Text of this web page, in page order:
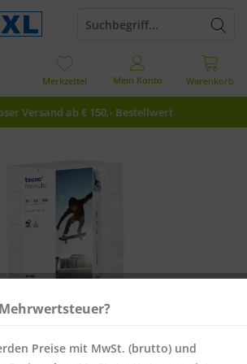
Versand ab € 150,- Bestellwert
Warenkorb
Merkzettel Mein Konto
Preise mit MwSt. (brutto) und